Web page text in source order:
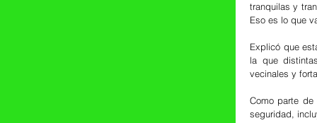
tranquilas y
Eso es lo que
Explicó que
la que
vecinales y
Como parte
seguridad,